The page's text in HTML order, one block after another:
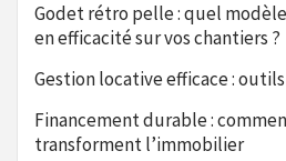
Godet rétro pelle : quel
en efficacité sur vos chantiers ?
Gestion locative efficace :
Financement durable :
transforment l’immobilier